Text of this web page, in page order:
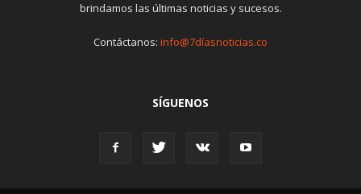
brindamos las últimas noticias y sucesos.
Contáctanos: info@7díasnoticias.co
SÍGUENOS